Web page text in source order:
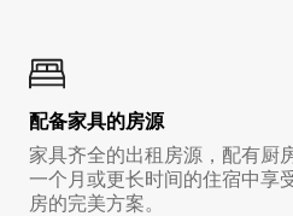
配备家具的房源
家具齐全的出租房源，配有厨
一个月或更长时间的住宿中享
房的完美方案。